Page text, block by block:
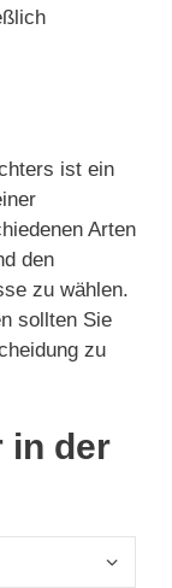
ist ein
Arten
den
zu wählen.
sollten Sie
zu
in der